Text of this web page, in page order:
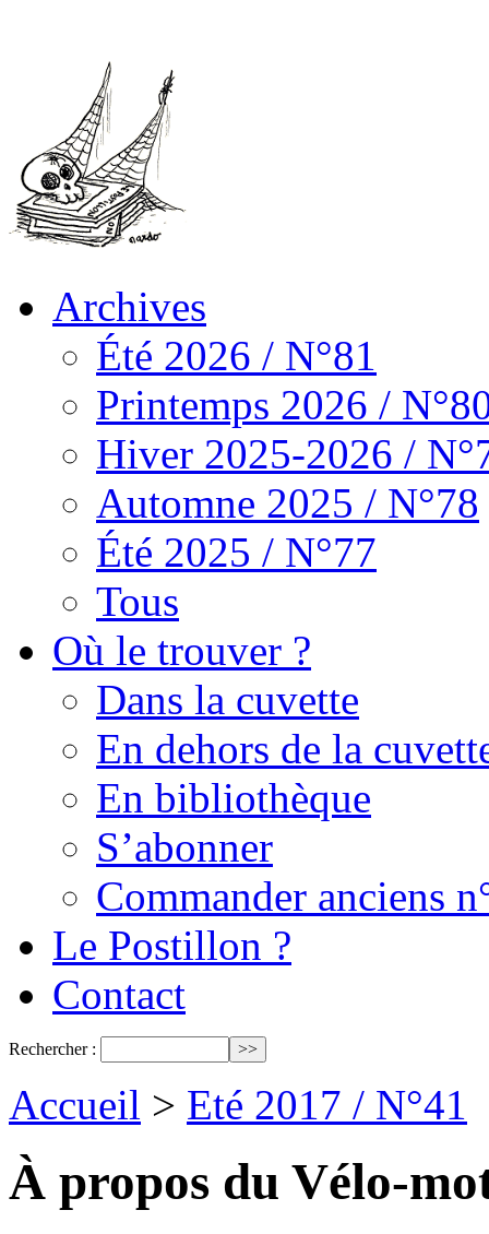
Archives
Été 2026 / N°81
Printemps 2026 /
Hiver 2025-2026 /
Automne 2025 / N°78
Été 2025 / N°77
Tous
Où le trouver ?
Dans la cuvette
En dehors de la
En bibliothèque
S’abonner
Commander anciens
Le Postillon ?
Contact
Rechercher :
Accueil > Eté 2017 / N°41
À propos du Vélo-